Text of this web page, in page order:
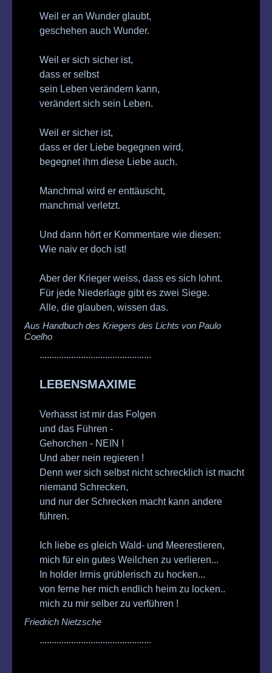
Weil er an Wunder glaubt,
geschehen auch Wunder.
Weil er sich sicher ist,
dass er selbst
sein Leben verändern kann,
verändert sich sein Leben.
Weil er sicher ist,
dass er der Liebe begegnen wird,
begegnet ihm diese Liebe auch.
Manchmal wird er enttäuscht,
manchmal verletzt.
Und dann hört er Kommentare wie diesen:
Wie naiv er doch ist!
Aber der Krieger weiss, dass es sich lohnt.
Für jede Niederlage gibt es zwei Siege.
Alle, die glauben, wissen das.
Aus Handbuch des Kriegers des Lichts von Paulo
Coelho
..............................................
LEBENSMAXIME
Verhasst ist mir das Folgen
und das Führen -
Gehorchen - NEIN !
Und aber nein regieren !
Denn wer sich selbst nicht schrecklich ist macht
niemand Schrecken,
und nur der Schrecken macht kann andere
führen.
Ich liebe es gleich Wald- und Meerestieren,
mich für ein gutes Weilchen zu verlieren...
In holder Irrnis grüblerisch zu hocken...
von ferne her mich endlich heim zu locken..
mich zu mir selber zu verführen !
Friedrich Nietzsche
..............................................